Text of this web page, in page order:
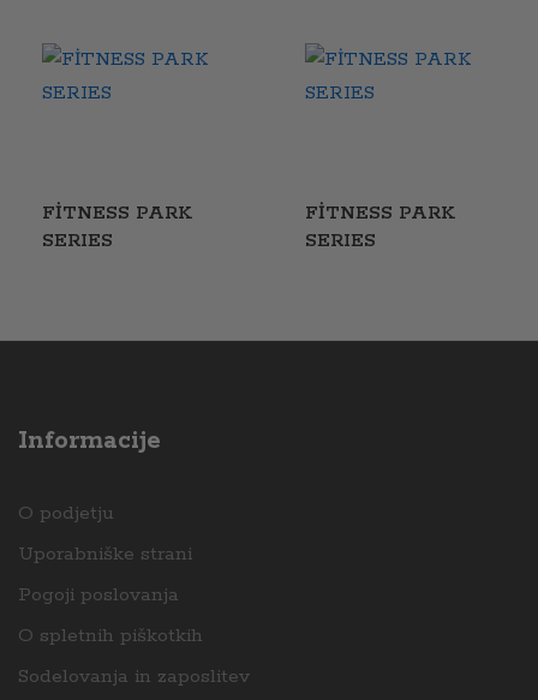
FİTNESS PARK
SERIES
FİTNESS PARK
SERIES
Informacije
O podjetju
Uporabniške strani
Pogoji poslovanja
O spletnih piškotkih
Sodelovanja in zaposlitev